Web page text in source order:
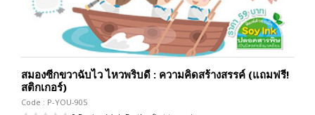
สมองซีกขวาฉับไว ไหวพริบดี : ความคิดสร้างสรรค์ (แถมฟรี!
สติกเกอร์)
Code : P-YOU-905